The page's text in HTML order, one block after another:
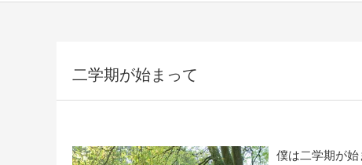
二学期が始まって
僕は二学期が始